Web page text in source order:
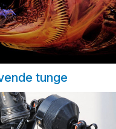
tunge